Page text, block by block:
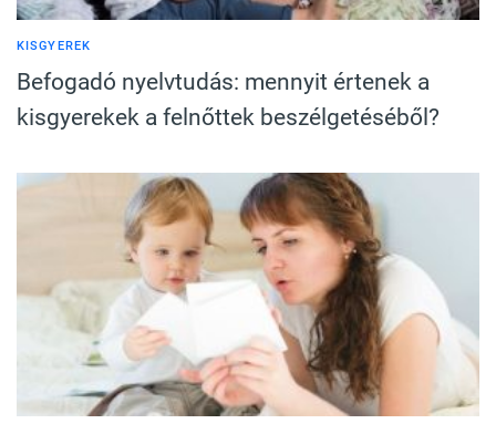
KISGYEREK
Befogadó nyelvtudás: mennyit értenek a
kisgyerekek a felnőttek beszélgetéséből?